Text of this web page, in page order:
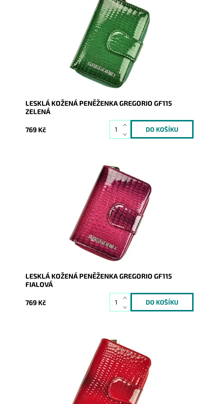
Peněženka se vzorem hadí kůže je orientována na
výšku. Díky svoji velikostí nezabere moc místa v
Skladem
17052
Gregorio
2 roky
LESKLÁ KOŽENÁ PENĚŽENKA GREGORIO GF115
ZELENÁ
769 Kč
Peněženka se vzorem hadí kůže je orientována na
výšku. Díky svoji velikostí nezabere moc místa v
Skladem
17053
Gregorio
2 roky
LESKLÁ KOŽENÁ PENĚŽENKA GREGORIO GF115
FIALOVÁ
769 Kč
Peněženka se vzorem hadí kůže je orientována na
výšku. Díky svoji velikostí nezabere moc místa v
Skladem
17054
Gregorio